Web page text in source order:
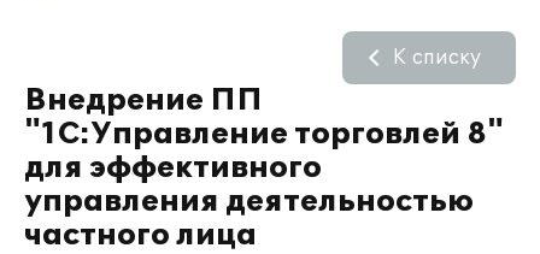
Внедрение ПП
"1С:Управление торговлей 8"
для эффективного
управления деятельностью
частного лица
К списку